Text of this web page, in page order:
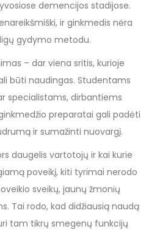
demencijos stadijose.
ir ginkmedis nėra
gydymo metodu.
– dar viena sritis, kurioje
būti naudingas. Studentams
specialistams, dirbantiems
preparatai gali padėti
ir sumažinti nuovargį.
daugelis vartotojų ir kai kurie
poveikį, kiti tyrimai nerodo
sveikų, jaunų žmonių
Tai rodo, kad didžiausią naudą
tam tikrų smegenų funkcijų